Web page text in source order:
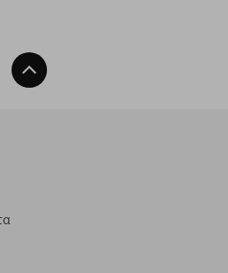
Back To Top